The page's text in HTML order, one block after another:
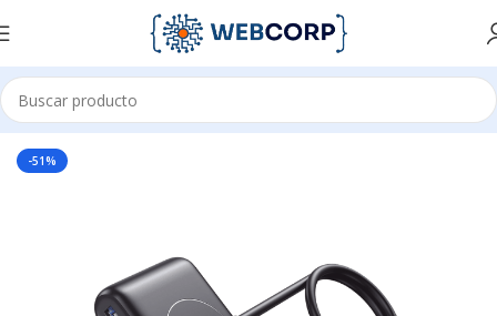
Inicio ACCESORIOS PARA OFICINA HUB USB
-51%